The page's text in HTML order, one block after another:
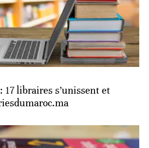
17 libraires s’unissent et